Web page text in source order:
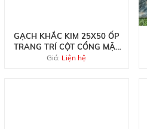
GẠCH KHẮC KIM 25X50 ỐP
TRANG TRÍ CỘT CỔNG MẶT
TIỀN
Giá: Liện hệ